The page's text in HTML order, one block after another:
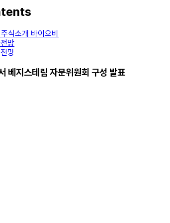
식소개 바이오비
망
망
베지스테림 자문위원회 구성 발표